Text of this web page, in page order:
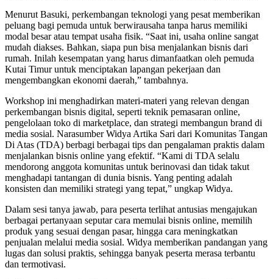
Menurut Basuki, perkembangan teknologi yang pesat memberikan
peluang bagi pemuda untuk berwirausaha tanpa harus memiliki
modal besar atau tempat usaha fisik. “Saat ini, usaha online sangat
mudah diakses. Bahkan, siapa pun bisa menjalankan bisnis dari
rumah. Inilah kesempatan yang harus dimanfaatkan oleh pemuda
Kutai Timur untuk menciptakan lapangan pekerjaan dan
mengembangkan ekonomi daerah,” tambahnya.
Workshop ini menghadirkan materi-materi yang relevan dengan
perkembangan bisnis digital, seperti teknik pemasaran online,
pengelolaan toko di marketplace, dan strategi membangun brand di
media sosial. Narasumber Widya Artika Sari dari Komunitas Tangan
Di Atas (TDA) berbagi berbagai tips dan pengalaman praktis dalam
menjalankan bisnis online yang efektif. “Kami di TDA selalu
mendorong anggota komunitas untuk berinovasi dan tidak takut
menghadapi tantangan di dunia bisnis. Yang penting adalah
konsisten dan memiliki strategi yang tepat,” ungkap Widya.
Dalam sesi tanya jawab, para peserta terlihat antusias mengajukan
berbagai pertanyaan seputar cara memulai bisnis online, memilih
produk yang sesuai dengan pasar, hingga cara meningkatkan
penjualan melalui media sosial. Widya memberikan pandangan yang
lugas dan solusi praktis, sehingga banyak peserta merasa terbantu
dan termotivasi.